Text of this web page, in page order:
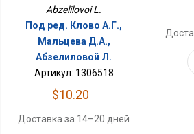
Abzelilovoi L.
Под ред. Клово А.Г.,
Мальцева Д.А.,
Абзелиловой Л.
Артикул: 1306518
$10.20
Доставка за 14–20 дней